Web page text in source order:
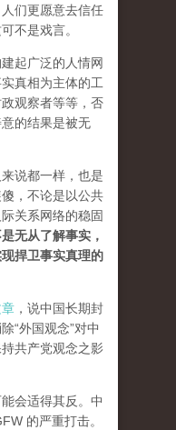
们更愿意去信任
不是戏言。
起广泛的人情网
真相为主体的工
观察者等等，否
的结果是被无
说都一样，也是
，不论是以公共
关系网络的稳固
无从了解事实，
捍卫事实真理的
，说中国长期封
“外国观念”对中
共产党观念之影
会适得其反。中
的严重打击。